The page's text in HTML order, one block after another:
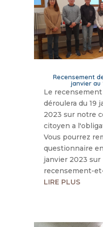
Recensement
janvier au
Le
déroulera du 19
2023 sur notre
citoyen a
Vous pourrez
questionnaire
janvier 2023
recensement-
LIRE PLUS